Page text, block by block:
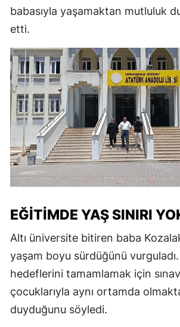
babasıyla yaşamaktan mutluluk
etti.
EĞITIMDE YAŞ SINIRI
Altı üniversite bitiren baba
yaşam boyu sürdüğünü vurguladı.
hedeflerini tamamlamak için
çocuklarıyla aynı ortamda
duyduğunu söyledi.